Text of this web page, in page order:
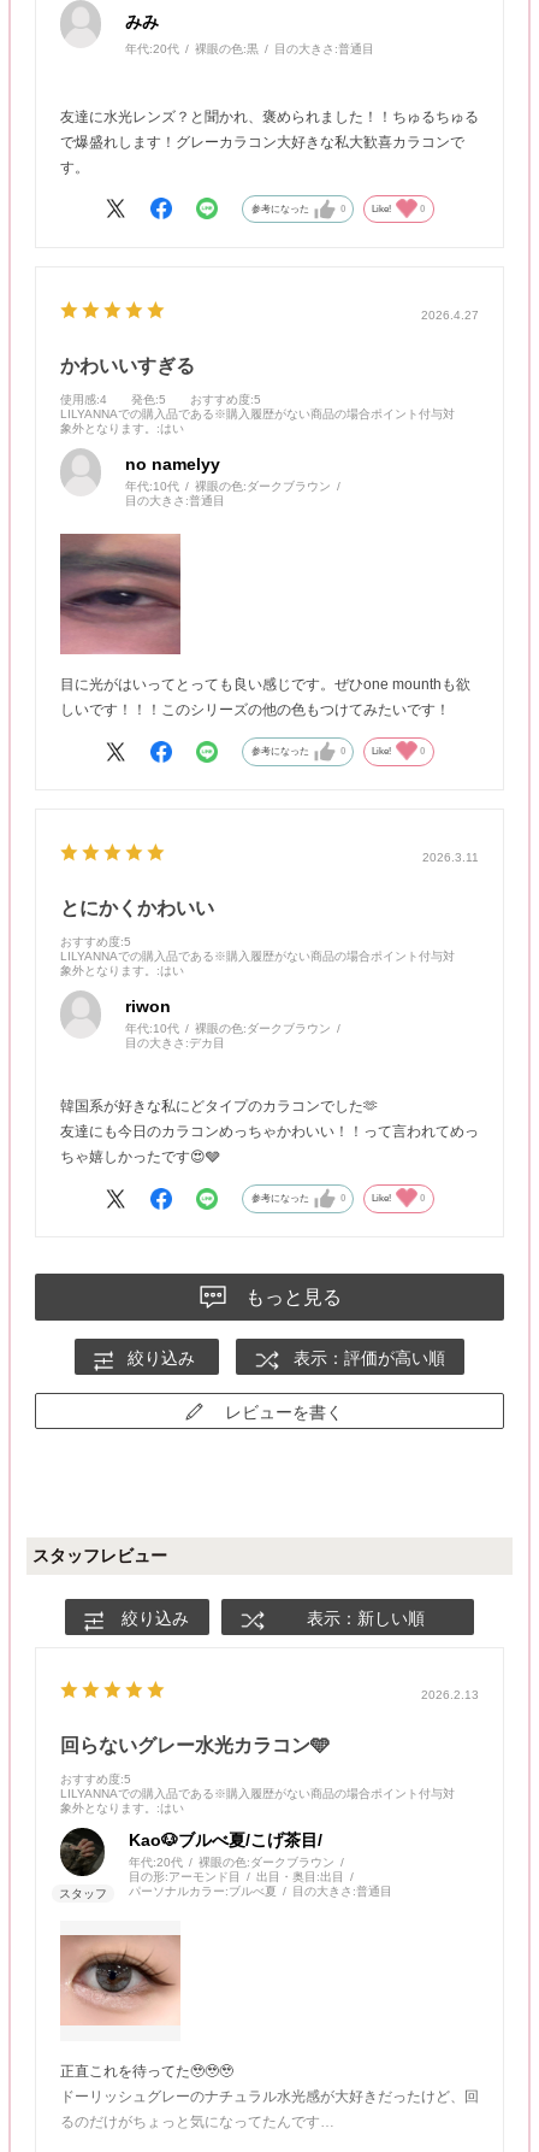
みみ
年代:20代 裸眼の色:黒 目の大きさ:普通目
友達に水光レンズ？と聞かれ、褒められました！！ちゅるちゅる
で爆盛れします！グレーカラコン大好きな私大歓喜カラコンで
す。
参考になった 0 Like! 0
2026.4.27
かわいいすぎる
使用感:4 発色:5 おすすめ度:5
LILYANNAでの購入品である※購入履歴がない商品の場合ポイント付与対
象外となります。
:はい
no namelyy
年代:10代 裸眼の色:ダークブラウン
目の大きさ:普通目
目に光がはいってとっても良い感じです。ぜひone mounthも欲
しいです！！！このシリーズの他の色もつけてみたいです！
参考になった 0 Like! 0
2026.3.11
とにかくかわいい
おすすめ度:5
LILYANNAでの購入品である※購入履歴がない商品の場合ポイント付与対
象外となります。
:はい
riwon
年代:10代 裸眼の色:ダークブラウン
目の大きさ:デカ目
韓国系が好きな私にどタイプのカラコンでした🫶
友達にも今日のカラコンめっちゃかわいい！！って言われてめっ
ちゃ嬉しかったです😍🩶
参考になった 0 Like! 0
もっと見る
絞り込み 表示：評価が高い順
レビューを書く
スタッフレビュー
絞り込み 表示：新しい順
2026.2.13
回らないグレー水光カラコン🩵
おすすめ度:5
LILYANNAでの購入品である※購入履歴がない商品の場合ポイント付与対
象外となります。
:はい
Kao🐶ブルべ夏/こげ茶目/
年代:20代 裸眼の色:ダークブラウン
目の形:アーモンド目 出目・奥目:出目
パーソナルカラー:ブルべ夏 目の大きさ:普通目
正直これを待ってた🥹🥹🥹
ドーリッシュグレーのナチュラル水光感が大好きだったけど、回
るのだけがちょっと気になってたんです…